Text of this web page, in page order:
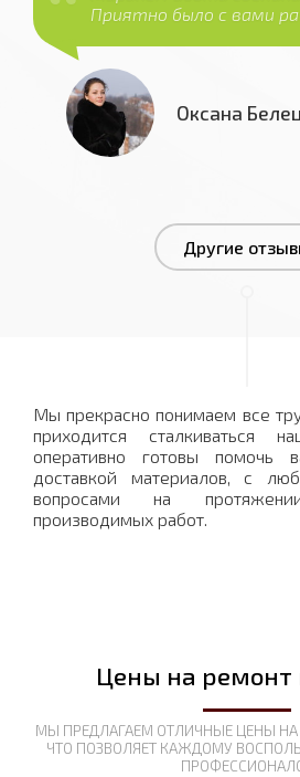
Приятно было с вами
Оксана
Другие
Мы прекрасно понимаем все
приходится сталкиваться
оперативно готовы помочь
доставкой материалов, с
вопросами на
производимых работ.
Цены на ремонт
МЫ ПРЕДЛАГАЕМ ОТЛИЧНЫЕ ЦЕНЫ НА
ЧТО ПОЗВОЛЯЕТ КАЖДОМУ